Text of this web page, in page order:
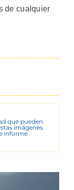
de cualquier
que pueden
imágenes
informe